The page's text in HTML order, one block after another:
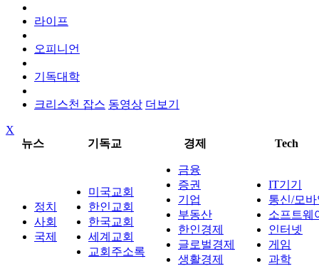
라이프
오피니언
기독대학
크리스천 잡스 동영상 더보기
X
뉴스
기독교 경제 Tech
정치
사회
국제
미국교회
한인교회
한국교회
세계교회
교회주소록
금융
증권
기업
부동산
한인경제
글로벌경제
생활경제
IT기기
통신/모
소프트웨
인터넷
게임
과학